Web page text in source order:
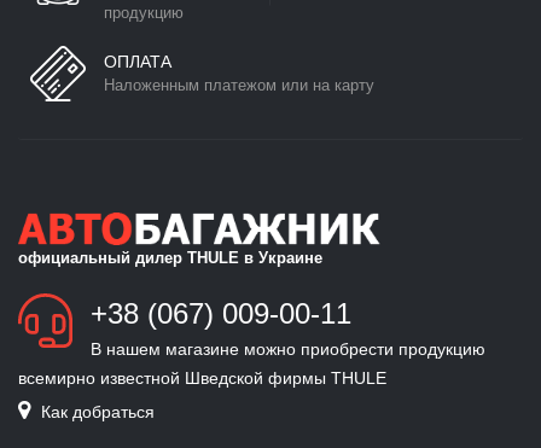
продукцию
ОПЛАТА
Наложенным платежом или на карту
официальный дилер THULE в Украине
+38 (067) 009-00-11
В нашем магазине можно приобрести продукцию
всемирно известной Шведской фирмы THULE
Как добраться